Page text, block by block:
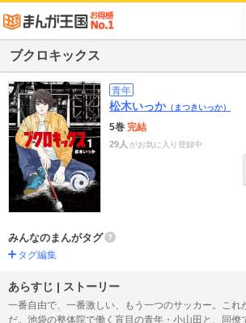
ブクロキックス
青年
松木いっか（まつきいっか）
5巻 完結
29人 がお気に入り登録中
みんなのまんがタグ
タグ編集
あらすじ | ストーリー
一番自由で、一番激しい、もう一つのサッカー。これ
だ。池袋の整体院で働く盲目の青年・小山田と、同僚